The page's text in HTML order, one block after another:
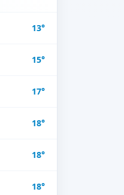
13°
15°
17°
18°
18°
18°